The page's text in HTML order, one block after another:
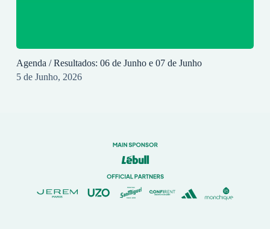
Agenda / Resultados: 06 de Junho e 07 de Junho
5 de Junho, 2026